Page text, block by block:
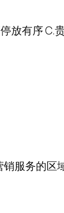
放有序 C.
服务的区域